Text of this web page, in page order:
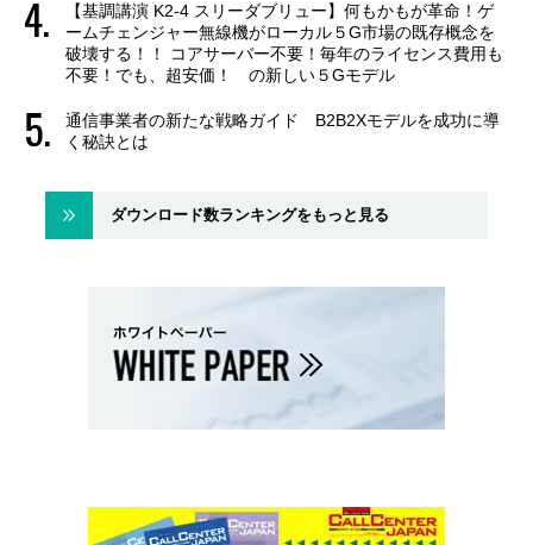
【基調講演 K2-4 スリーダブリュー】何もかもが革命！ゲ
ームチェンジャー無線機がローカル５G市場の既存概念を
破壊する！！ コアサーバー不要！毎年のライセンス費用も
不要！でも、超安価！ の新しい５Gモデル
通信事業者の新たな戦略ガイド B2B2Xモデルを成功に導
く秘訣とは
ダウンロード数ランキングをもっと見る